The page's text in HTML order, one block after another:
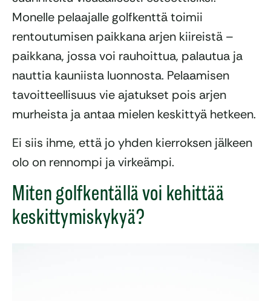
Monelle pelaajalle golfkenttä toimii
rentoutumisen paikkana arjen kiireistä –
paikkana, jossa voi rauhoittua, palautua ja
nauttia kauniista luonnosta. Pelaamisen
tavoitteellisuus vie ajatukset pois arjen
murheista ja antaa mielen keskittyä hetkeen.
Ei siis ihme, että jo yhden kierroksen jälkeen
olo on rennompi ja virkeämpi.
Miten golfkentällä voi kehittää
keskittymiskykyä?